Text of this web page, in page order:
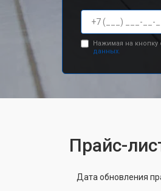
Нажимая на кнопку
данных.
Прайс-
Дата обновления